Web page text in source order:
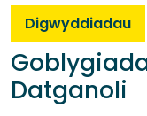
Digwyddiadau
Datganoli